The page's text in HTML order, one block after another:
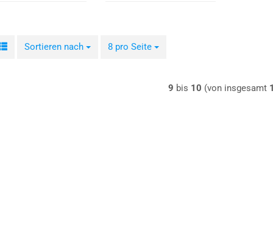
Sortieren nach
Sortieren nach 8 pro Seite
pro Seite
9 bis 10 (von insgesamt